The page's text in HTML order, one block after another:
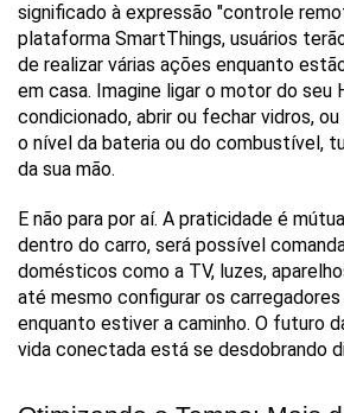
significado à expressão "controle
plataforma SmartThings, usuários
de realizar várias ações enquanto
em casa. Imagine ligar o motor do seu
condicionado, abrir ou fechar vidros,
o nível da bateria ou do combustível,
da sua mão.
E não para por aí. A praticidade é
dentro do carro, será possível
domésticos como a TV, luzes,
até mesmo configurar os
enquanto estiver a caminho. O futuro
vida conectada está se desdobrando